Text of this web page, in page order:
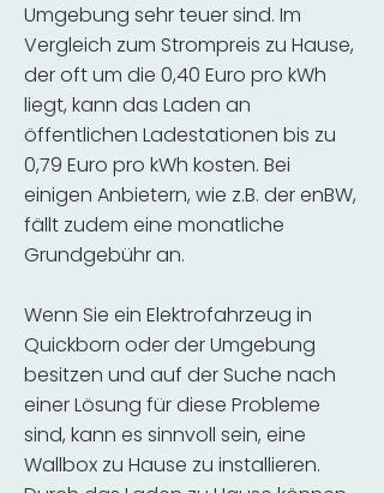
Umgebung sehr teuer sind. Im
Vergleich zum Strompreis zu Hause,
der oft um die 0,40 Euro pro kWh
liegt, kann das Laden an
öffentlichen Ladestationen bis zu
0,79 Euro pro kWh kosten. Bei
einigen Anbietern, wie z.B. der enBW,
fällt zudem eine monatliche
Grundgebühr an.
Wenn Sie ein Elektrofahrzeug in
Quickborn oder der Umgebung
besitzen und auf der Suche nach
einer Lösung für diese Probleme
sind, kann es sinnvoll sein, eine
Wallbox zu Hause zu installieren.